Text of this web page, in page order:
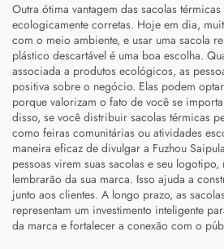
Outra ótima vantagem das sacolas
ecologicamente corretas. Hoje em dia,
com o meio ambiente, e usar uma sacola
plástico descartável é uma boa escolha.
associada a produtos ecológicos, as
positiva sobre o negócio. Elas podem
porque valorizam o fato de você se
disso, se você distribuir sacolas térmicas
como feiras comunitárias ou atividades
maneira eficaz de divulgar a Fuzhou
pessoas virem suas sacolas e seu
lembrarão da sua marca. Isso ajuda a
junto aos clientes. A longo prazo, as
representam um investimento inteligente
da marca e fortalecer a conexão com o